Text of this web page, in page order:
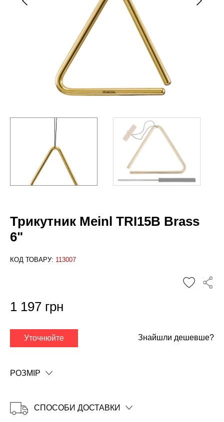
Трикутник Meinl TRI15B Brass
6"
КОД ТОВАРУ: 113007
✕
1 197 грн
Уточнюйте Знайшли дешевше?
РОЗМІР
СПОСОБИ ДОСТАВКИ